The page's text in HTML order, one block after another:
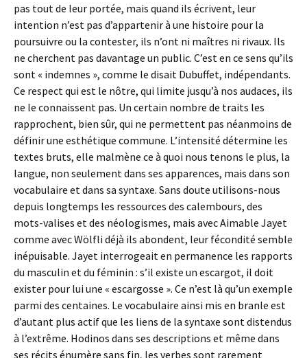
pas tout de leur portée, mais quand ils écrivent, leur
intention n’est pas d’appartenir à une histoire pour la
poursuivre ou la contester, ils n’ont ni maîtres ni rivaux. Ils
ne cherchent pas davantage un public. C’est en ce sens qu’ils
sont « indemnes », comme le disait Dubuffet, indépendants.
Ce respect qui est le nôtre, qui limite jusqu’à nos audaces, ils
ne le connaissent pas. Un certain nombre de traits les
rapprochent, bien sûr, qui ne permettent pas néanmoins de
définir une esthétique commune. L’intensité détermine les
textes bruts, elle malmène ce à quoi nous tenons le plus, la
langue, non seulement dans ses apparences, mais dans son
vocabulaire et dans sa syntaxe. Sans doute utilisons-nous
depuis longtemps les ressources des calembours, des
mots-valises et des néologismes, mais avec Aimable Jayet
comme avec Wölfli déjà ils abondent, leur fécondité semble
inépuisable. Jayet interrogeait en permanence les rapports
du masculin et du féminin : s’il existe un escargot, il doit
exister pour lui une « escargosse ». Ce n’est là qu’un exemple
parmi des centaines. Le vocabulaire ainsi mis en branle est
d’autant plus actif que les liens de la syntaxe sont distendus
à l’extrême. Hodinos dans ses descriptions et même dans
ses récits énumère sans fin, les verbes sont rarement